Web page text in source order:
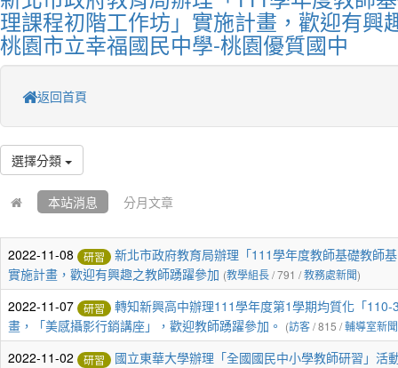
理課程初階工作坊」實施計畫，歡迎有興
桃園市立幸福國民中學-桃園優質國中
返回首頁
選擇分類
本站消息 分月文章
2022-11-08 研習
新北市政府教育局辦理「111學年度教師基礎教師
實施計畫，歡迎有興趣之教師踴躍參加 (教學組長/ 791 /教務處新聞)
2022-11-07 研習
轉知新興高中辦理111學年度第1學期均質化「
畫，「美感攝影行銷講座」，歡迎教師踴躍參加。 (訪客/ 815 /輔導室新聞
2022-11-02 研習 國立東華大學辦理「全國國民中小學教師研習」活